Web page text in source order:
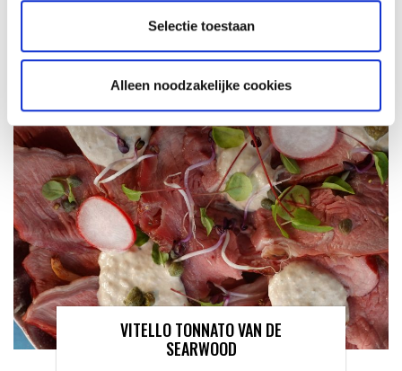
Selectie toestaan
Alleen noodzakelijke cookies
KAISERSCHMARNN
RECEPT
VITELLO TONNATO VAN DE
SEARWOOD